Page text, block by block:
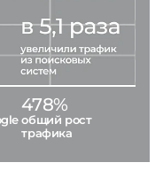
478%
общий рост
трафика